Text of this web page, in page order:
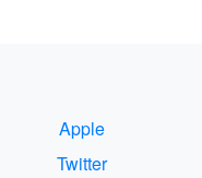
Apple
Twitter